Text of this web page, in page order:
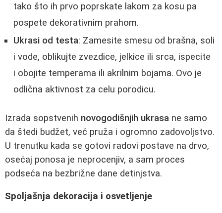
tako što ih prvo poprskate lakom za kosu pa
pospete dekorativnim prahom.
Ukrasi od testa: Zamesite smesu od brašna, soli
i vode, oblikujte zvezdice, jelkice ili srca, ispecite
i obojite temperama ili akrilnim bojama. Ovo je
odlična aktivnost za celu porodicu.
Izrada sopstvenih novogodišnjih ukrasa ne samo
da štedi budžet, već pruža i ogromno zadovoljstvo.
U trenutku kada se gotovi radovi postave na drvo,
osećaj ponosa je neprocenjiv, a sam proces
podseća na bezbrižne dane detinjstva.
Spoljašnja dekoracija i osvetljenje